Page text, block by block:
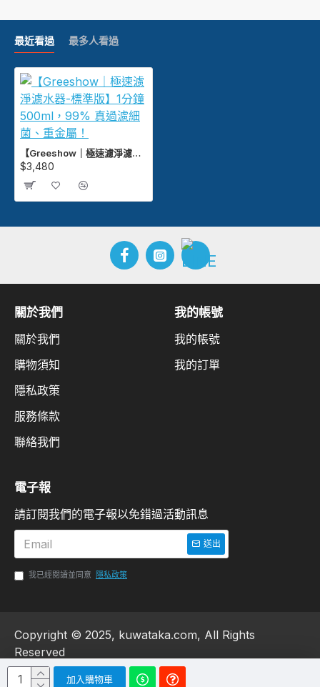
加入購物車
最近看過 最多人看過
【Greeshow｜極速濾淨濾水器-標準版】1分鐘 500ml，99% 真過濾細菌、重金屬！
$3,480
關於我們
關於我們
購物須知
隱私政策
服務條款
聯絡我們
我的帳號
我的帳號
我的訂單
電子報
請訂閱我們的電子報以免錯過活動訊息
送出
我已經閱讀並同意 隱私政策
Copyright © 2025, kuwataka.com, All Rights
Reserved